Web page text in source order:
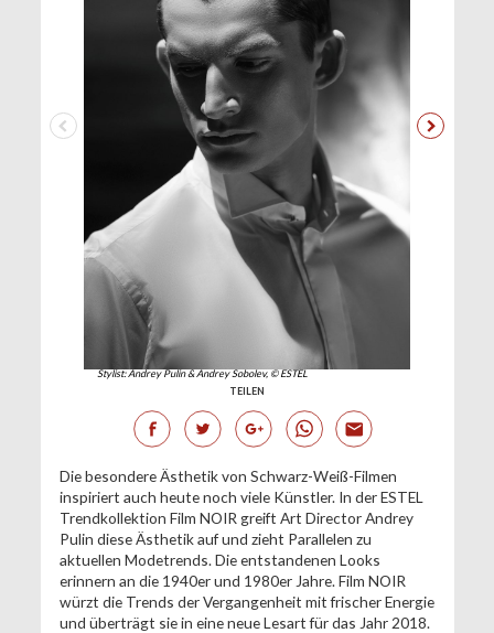
Stylist: Andrey Pulin & Andrey Sobolev, © ESTEL
TEILEN
Die besondere Ästhetik von Schwarz-Weiß-Filmen
inspiriert auch heute noch viele Künstler. In der ESTEL
Trendkollektion Film NOIR greift Art Director Andrey
Pulin diese Ästhetik auf und zieht Parallelen zu
aktuellen Modetrends. Die entstandenen Looks
erinnern an die 1940er und 1980er Jahre. Film NOIR
würzt die Trends der Vergangenheit mit frischer Energie
und überträgt sie in eine neue Lesart für das Jahr 2018.